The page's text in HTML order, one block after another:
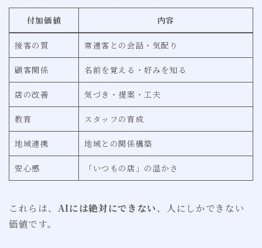
付加価値 内容
接客の質 常連客との会話・気配り
顧客関係 名前を覚える・好みを知る
店の改善 気づき・提案・工夫
教育 スタッフの育成
地域連携 地域との関係構築
安心感 「いつもの店」の温かさ
これらは、 AIには絶対にできない、人にしかできない
価値です。